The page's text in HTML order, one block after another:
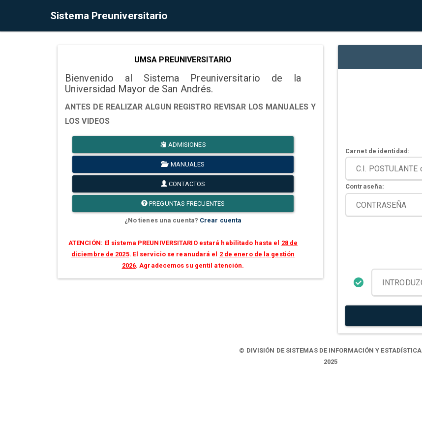
Sistema Preuniversitario
UMSA PREUNIVERSITARIO
Bienvenido al Sistema Preuniversitario de la
Universidad Mayor de San Andrés.
ANTES DE REALIZAR ALGUN REGISTRO REVISAR LOS MANUALES Y
LOS VIDEOS
ADMISIONES
MANUALES
CONTACTOS
PREGUNTAS FRECUENTES
¿No tienes una cuenta? Crear cuenta
ATENCIÓN: El sistema PREUNIVERSITARIO estará habilitado hasta el 28 de
diciembre de 2025. El servicio se reanudará el 2 de enero de la gestión
2026. Agradecemos su gentil atención.
Carnet de identidad:
Contraseña:
© DIVISIÓN DE SISTEMAS DE INFORMACIÓN Y ESTADÍSTICA
2025